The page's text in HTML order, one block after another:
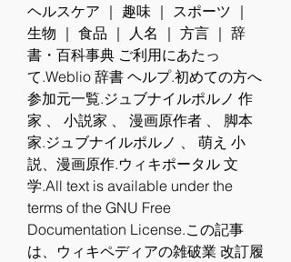
ヘルスケア ｜ 趣味 ｜ スポーツ ｜
生物 ｜ 食品 ｜ 人名 ｜ 方言 ｜ 辞
書・百科事典 ご利用にあたっ
て.Weblio 辞書 ヘルプ.初めての方へ
参加元一覧.ジュブナイルポルノ 作
家 、 小説家 、 漫画原作者 、 脚本
家.ジュブナイルポルノ 、 萌え 小
説、漫画原作.ウィキポータル 文
学.All text is available under the
terms of the GNU Free
Documentation License.この記事
は、ウィキペディアの雑破業 改訂履